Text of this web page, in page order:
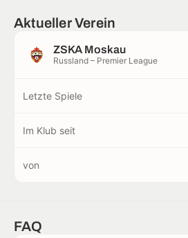
Aktueller Verein
ZSKA Moskau
Russland – Premier League
Letzte Spiele
Im Klub seit
von
FAQ